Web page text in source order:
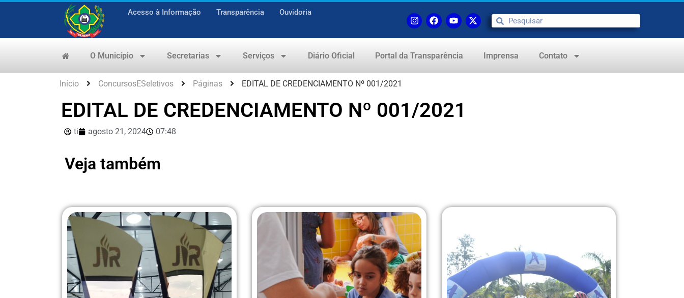
Acesso à Informação Transparência Ouvidoria
O Município Secretarias Serviços Diário Oficial Portal da Transparência Imprensa Contato
Início ConcursosESeletivos Páginas EDITAL DE CREDENCIAMENTO Nº 001/2021
EDITAL DE CREDENCIAMENTO Nº 001/2021
ti agosto 21, 2024 07:48
Veja também